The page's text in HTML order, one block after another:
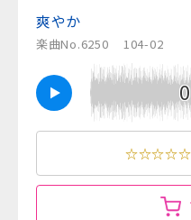
爽やか
楽曲No.6250 104-02
☆☆☆☆☆